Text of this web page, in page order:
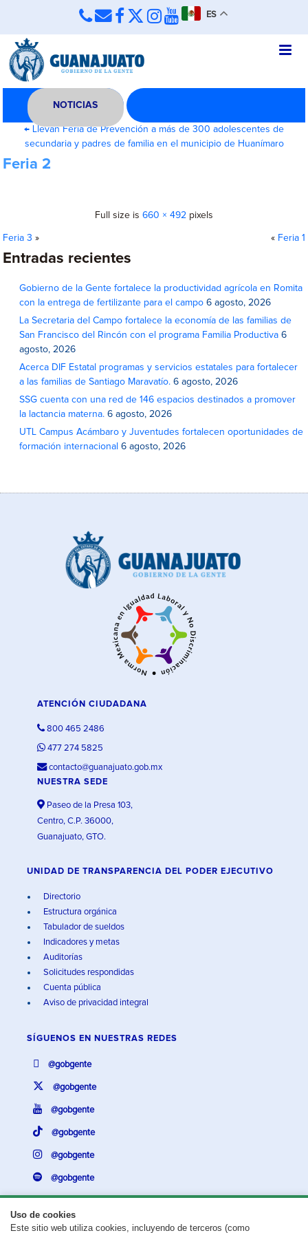
ES
NOTICIAS
← Llevan Feria de Prevención a más de 300 adolescentes de
secundaria y padres de familia en el municipio de Huanímaro
Feria 2
Full size is 660 × 492 pixels
Feria 3 » « Feria 1
Entradas recientes
Gobierno de la Gente fortalece la productividad agrícola en Romita
con la entrega de fertilizante para el campo 6 agosto, 2026
La Secretaria del Campo fortalece la economía de las familias de
San Francisco del Rincón con el programa Familia Productiva 6
agosto, 2026
Acerca DIF Estatal programas y servicios estatales para fortalecer
a las familias de Santiago Maravatío. 6 agosto, 2026
SSG cuenta con una red de 146 espacios destinados a promover
la lactancia materna. 6 agosto, 2026
UTL Campus Acámbaro y Juventudes fortalecen oportunidades de
formación internacional 6 agosto, 2026
Uso de cookies
Este sitio web utiliza cookies, incluyendo de terceros (como
ATENCIÓN CIUDADANA
800 465 2486
477 274 5825
contacto@guanajuato.gob.mx
NUESTRA SEDE
Paseo de la Presa 103,
Centro, C.P. 36000,
Guanajuato, GTO.
UNIDAD DE TRANSPARENCIA DEL PODER EJECUTIVO
Directorio
Estructura orgánica
Tabulador de sueldos
Indicadores y metas
Auditorías
Solicitudes respondidas
Cuenta pública
Aviso de privacidad integral
SÍGUENOS EN NUESTRAS REDES
@gobgente
@gobgente
@gobgente
@gobgente
@gobgente
@gobgente
¿Existe algún problema con esta página?Repórtalo aquí.